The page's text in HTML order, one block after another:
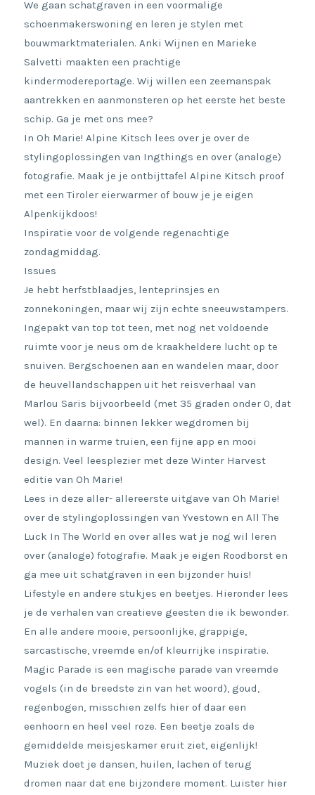
We gaan schatgraven in een voormalige
schoenmakerswoning en leren je stylen met
bouwmarktmaterialen. Anki Wijnen en Marieke
Salvetti maakten een prachtige
kindermodereportage. Wij willen een zeemanspak
aantrekken en aanmonsteren op het eerste het beste
schip. Ga je met ons mee?
In Oh Marie! Alpine Kitsch lees over je over de
stylingoplossingen van Ingthings en over (analoge)
fotografie. Maak je je ontbijttafel Alpine Kitsch proof
met een Tiroler eierwarmer of bouw je je eigen
Alpenkijkdoos!
Inspiratie voor de volgende regenachtige
zondagmiddag.
Issues
Je hebt herfstblaadjes, lenteprinsjes en
zonnekoningen, maar wij zijn echte sneeuwstampers.
Ingepakt van top tot teen, met nog net voldoende
ruimte voor je neus om de kraakheldere lucht op te
snuiven. Bergschoenen aan en wandelen maar, door
de heuvellandschappen uit het reisverhaal van
Marlou Saris bijvoorbeeld (met 35 graden onder 0, dat
wel). En daarna: binnen lekker wegdromen bij
mannen in warme truien, een fijne app en mooi
design. Veel leesplezier met deze Winter Harvest
editie van Oh Marie!
Lees in deze aller- allereerste uitgave van Oh Marie!
over de stylingoplossingen van Yvestown en All The
Luck In The World en over alles wat je nog wil leren
over (analoge) fotografie. Maak je eigen Roodborst en
ga mee uit schatgraven in een bijzonder huis!
Lifestyle en andere stukjes en beetjes. Hieronder lees
je de verhalen van creatieve geesten die ik bewonder.
En alle andere mooie, persoonlijke, grappige,
sarcastische, vreemde en/of kleurrijke inspiratie.
Magic Parade is een magische parade van vreemde
vogels (in de breedste zin van het woord), goud,
regenbogen, misschien zelfs hier of daar een
eenhoorn en heel veel roze. Een beetje zoals de
gemiddelde meisjeskamer eruit ziet, eigenlijk!
Muziek doet je dansen, huilen, lachen of terug
dromen naar dat ene bijzondere moment. Luister hier